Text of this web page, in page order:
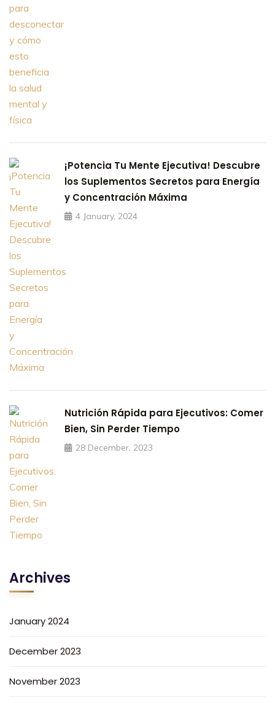
¡Potencia Tu Mente Ejecutiva! Descubre
los Suplementos Secretos para Energía
y Concentración Máxima
4 January, 2024
Nutrición Rápida para Ejecutivos: Comer
Bien, Sin Perder Tiempo
28 December, 2023
Archives
January 2024
December 2023
November 2023